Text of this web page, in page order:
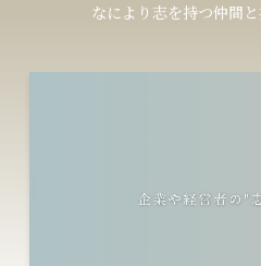
なによ り 志を持つ仲間 と